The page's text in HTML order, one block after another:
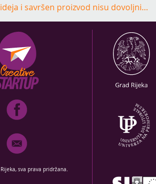
i savršen proizvod nisu dovoljni…
sva prava pridržana.